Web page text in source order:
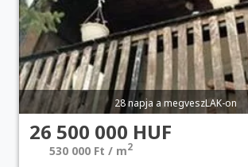
28 napja a megveszLAK-on
26 500 000 HUF
530 000 Ft / m2